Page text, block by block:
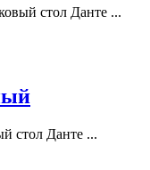
стол Данте ...
стол Данте ...